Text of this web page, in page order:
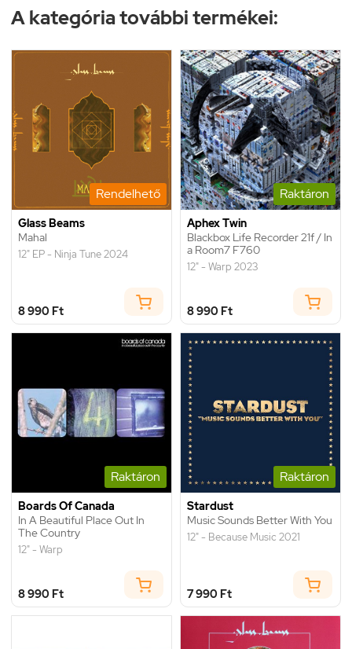
A kategória további termékei:
Rendelhető
Glass Beams
Mahal
12" EP - Ninja Tune 2024
8 990 Ft
Raktáron
Aphex Twin
Blackbox Life Recorder 21f / In
a Room7 F760
12" - Warp 2023
8 990 Ft
Raktáron
Boards Of Canada
In A Beautiful Place Out In
The Country
12" - Warp
8 990 Ft
Raktáron
Stardust
Music Sounds Better With You
12" - Because Music 2021
7 990 Ft